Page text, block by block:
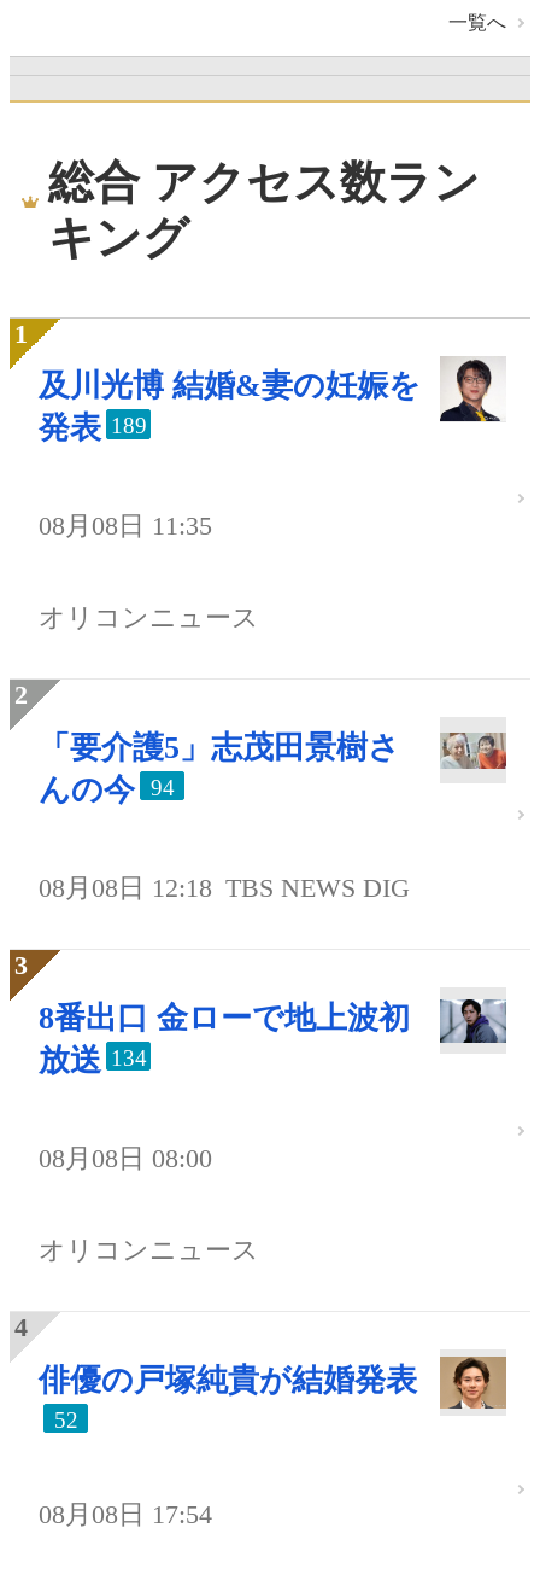
一覧へ
総合 アクセス数ラン
キング
及川光博 結婚&妻の妊娠を
発表 189
08月08日 11:35
オリコンニュース
「要介護5」志茂田景樹さ
んの今
94
08月08日 12:18 TBS NEWS DIG
8番出口 金ローで地上波初
放送 134
08月08日 08:00
オリコンニュース
俳優の戸塚純貴が結婚発表
52
08月08日 17:54